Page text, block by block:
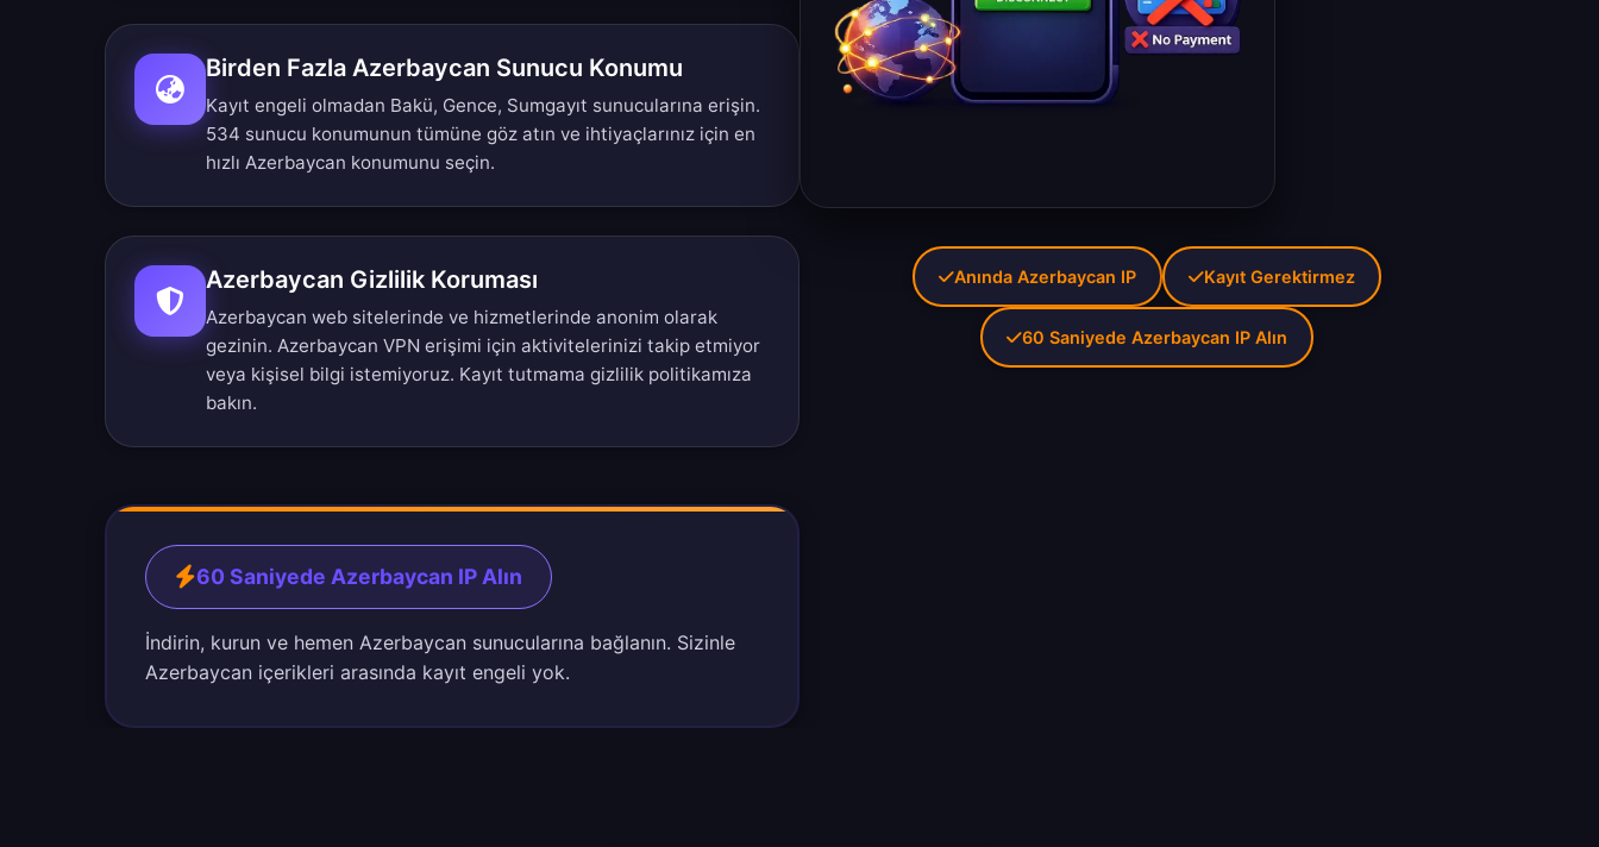
Birden Fazla Azerbaycan Sunucu Konumu
Kayıt engeli olmadan Bakü, Gence, Sumgayıt sunucularına erişin.
534 sunucu konumunun tümüne göz atın ve ihtiyaçlarınız için en
hızlı Azerbaycan konumunu seçin.
Azerbaycan Gizlilik Koruması
Azerbaycan web sitelerinde ve hizmetlerinde anonim olarak
gezinin. Azerbaycan VPN erişimi için aktivitelerinizi takip etmiyor
veya kişisel bilgi istemiyoruz. Kayıt tutmama gizlilik politikamıza
bakın.
60 Saniyede Azerbaycan IP Alın
İndirin, kurun ve hemen Azerbaycan sunucularına bağlanın. Sizinle
Azerbaycan içerikleri arasında kayıt engeli yok.
Anında Azerbaycan IP Kayıt Gerektirmez
60 Saniyede Azerbaycan IP Alın